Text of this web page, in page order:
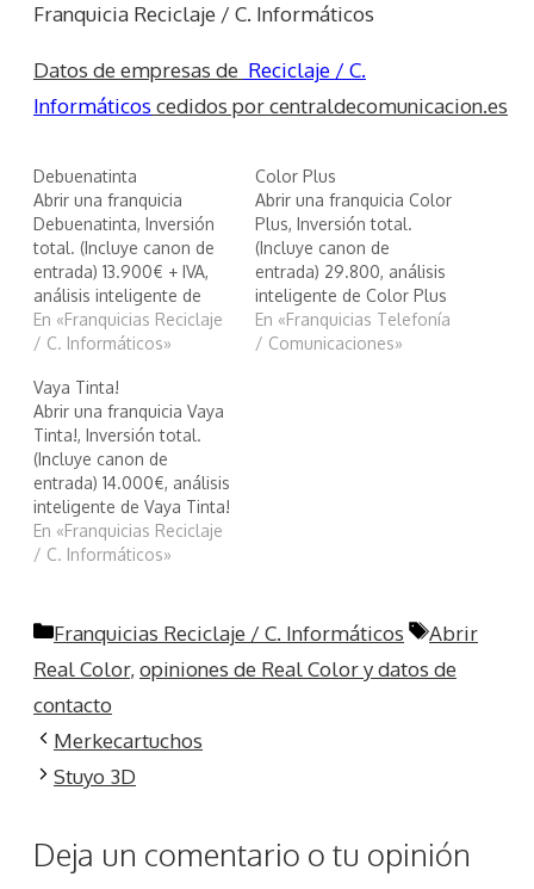
Franquicia Reciclaje / C. Informáticos
Datos de empresas de Reciclaje / C.
Informáticos cedidos por centraldecomunicacion.es
Debuenatinta
Abrir una franquicia
Debuenatinta, Inversión
total. (Incluye canon de
entrada) 13.900€ + IVA,
análisis inteligente de
Debuenatinta
En «Franquicias Reciclaje
/ C. Informáticos»
Color Plus
Abrir una franquicia Color
Plus, Inversión total.
(Incluye canon de
entrada) 29.800, análisis
inteligente de Color Plus
En «Franquicias Telefonía
/ Comunicaciones»
Vaya Tinta!
Abrir una franquicia Vaya
Tinta!, Inversión total.
(Incluye canon de
entrada) 14.000€, análisis
inteligente de Vaya Tinta!
En «Franquicias Reciclaje
/ C. Informáticos»
Categorías
Franquicias Reciclaje / C. Informáticos Etiquetas
Abrir
Real Color, opiniones de Real Color y datos de
contacto
Merkecartuchos
Stuyo 3D
Deja un comentario o tu opinión